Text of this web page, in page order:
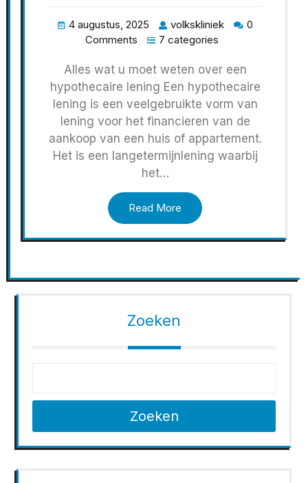
4 augustus, 2025 volkskliniek
0
Comments
7 categories
Alles wat u moet weten over een
hypothecaire lening Een hypothecaire
lening is een veelgebruikte vorm van
lening voor het financieren van de
aankoop van een huis of appartement.
Het is een langetermijnlening waarbij
het…
Read More
Zoeken
Zoeken